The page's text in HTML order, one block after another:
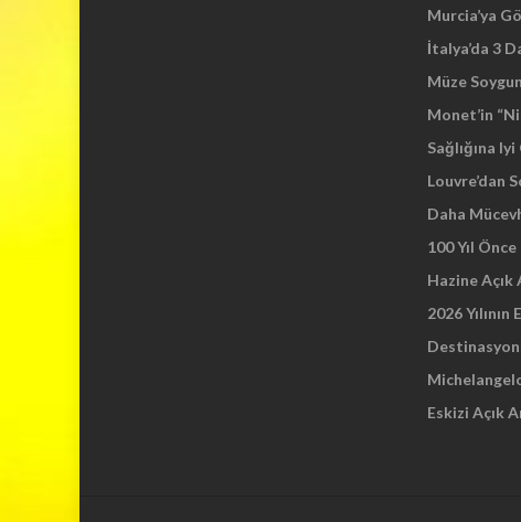
Murcia’ya
İtalya’da 3
Müze
Monet’in
Sağlığına
Louvre’dan
Daha
100 Yıl
Hazine Açık
2026
Eskizi Açık